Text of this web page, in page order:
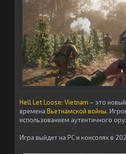
Hell Let Loose: Vietnam – это
времена Вьетнамской войны.
использованием аутентичного
Игра выйдет на РС и консолях в